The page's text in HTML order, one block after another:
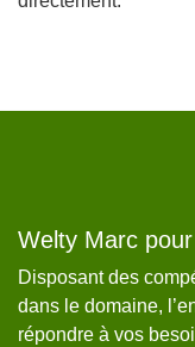
Welty Marc
Disposant des
dans le domaine,
répondre à vos